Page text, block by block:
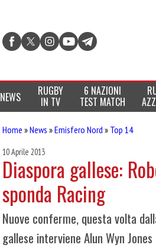
NEWS RUGBY
IN TV
6 NAZIONI
TEST MATCH
Home »News »Emisfero Nord » Top 14
10 Aprile 2013
Diaspora gallese:
sponda Racing
Nuove conferme, questa volta
gallese interviene Alun Wyn Jones